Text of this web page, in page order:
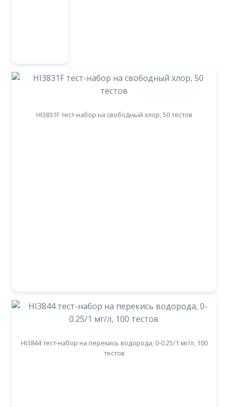
HI3831F тест-набор на свободный хлор, 50 тестов
HI3844 тест-набор на перекись водорода, 0-0.25/1 мг/л, 100
тестов